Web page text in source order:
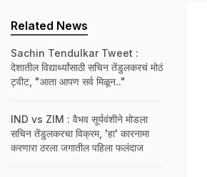
Related News
Sachin Tendulkar Tweet :
देशातील विद्यार्थ्यांसाठी सचिन तेंडुलकरचं मोठं
ट्वीट, "आता आपण सर्व मिळून.."
IND vs ZIM : वैभव सूर्यवंशीने मोडला
सचिन तेंडुलकरचा विक्रम, 'हा' कारनामा
करणारा ठरला जगातील पहिला फलंदाज